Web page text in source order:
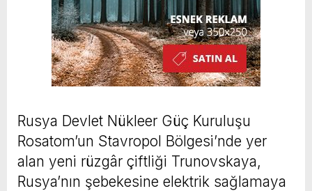
Rusya Devlet Nükleer Güç Kuruluşu
Rosatom’un Stavropol Bölgesi’nde yer
alan yeni rüzgâr çiftliği Trunovskaya,
Rusya’nın şebekesine elektrik sağlamaya